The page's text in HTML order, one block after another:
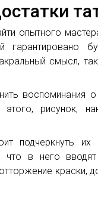
опытного
смысл,
воспоминания
рисунок,
подчеркнуть
что в него
краски,